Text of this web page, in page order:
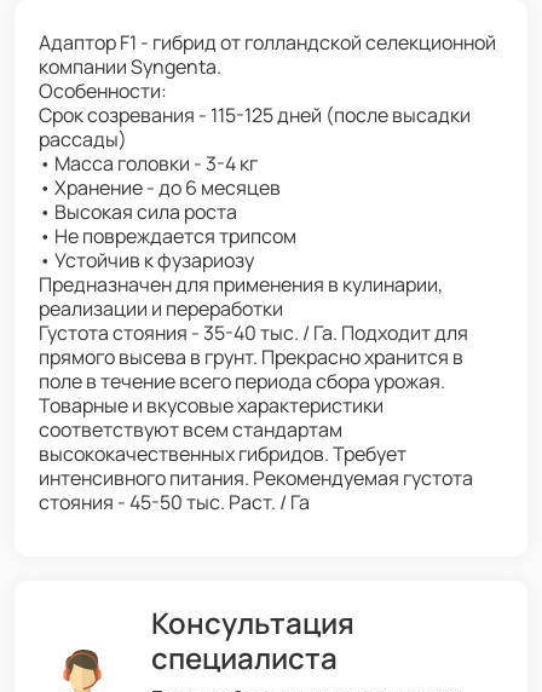
Адаптор F1 - гибрид от голландской селекционной
компании Syngenta.
Особенности:
Срок созревания - 115-125 дней (после высадки
рассады)
• Масса головки - 3-4 кг
• Хранение - до 6 месяцев
• Высокая сила роста
• Не повреждается трипсом
• Устойчив к фузариозу
Предназначен для применения в кулинарии,
реализации и переработки
Густота стояния - 35-40 тыс. / Га. Подходит для
прямого высева в грунт. Прекрасно хранится в
поле в течение всего периода сбора урожая.
Товарные и вкусовые характеристики
соответствуют всем стандартам
высококачественных гибридов. Требует
интенсивного питания. Рекомендуемая густота
стояния - 45-50 тыс. Раст. / Га
Консультация
специалиста